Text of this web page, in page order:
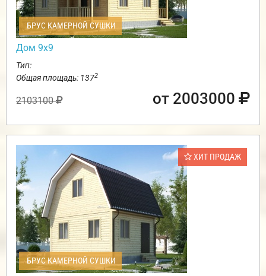
БРУС КАМЕРНОЙ СУШКИ
Дом 9х9
Тип:
Общая площадь: 1372
2103100 от 2003000
ХИТ ПРОДАЖ
БРУС КАМЕРНОЙ СУШКИ